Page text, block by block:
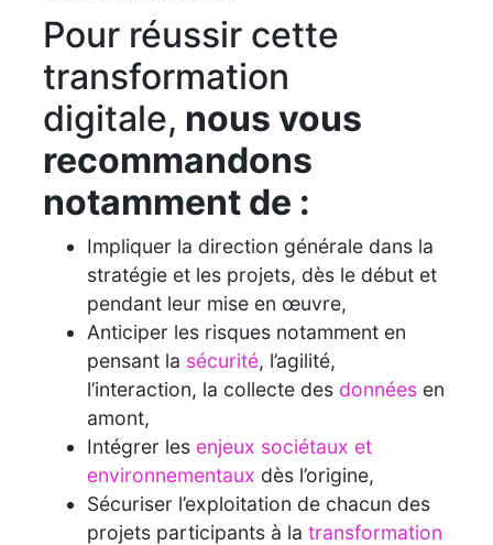
Pour réussir cette
transformation
digitale, nous vous
recommandons
notamment de :
Impliquer la direction générale dans la
stratégie et les projets, dès le début et
pendant leur mise en œuvre,
Anticiper les risques notamment en
pensant la sécurité, l’agilité,
l’interaction, la collecte des données en
amont,
Intégrer les enjeux sociétaux et
environnementaux dès l’origine,
Sécuriser l’exploitation de chacun des
projets participants à la transformation